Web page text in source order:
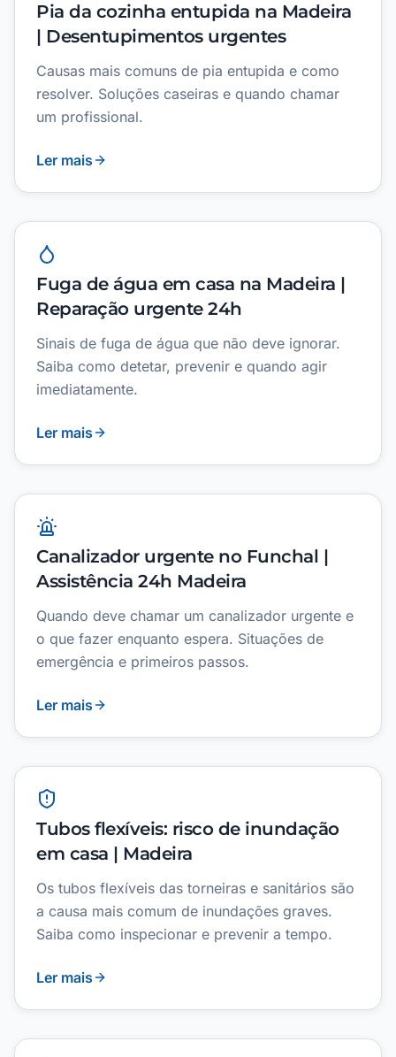
Pia da cozinha entupida na Madeira
| Desentupimentos urgentes
Causas mais comuns de pia entupida e como
resolver. Soluções caseiras e quando chamar
um profissional.
Ler mais
Fuga de água em casa na Madeira |
Reparação urgente 24h
Sinais de fuga de água que não deve ignorar.
Saiba como detetar, prevenir e quando agir
imediatamente.
Ler mais
Canalizador urgente no Funchal |
Assistência 24h Madeira
Quando deve chamar um canalizador urgente e
o que fazer enquanto espera. Situações de
emergência e primeiros passos.
Ler mais
Tubos flexíveis: risco de inundação
em casa | Madeira
Os tubos flexíveis das torneiras e sanitários são
a causa mais comum de inundações graves.
Saiba como inspecionar e prevenir a tempo.
Ler mais